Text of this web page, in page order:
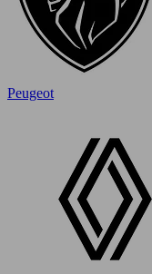
Peugeot